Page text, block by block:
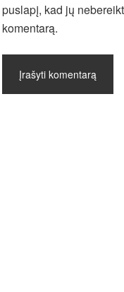
puslapį, kad jų
komentarą.